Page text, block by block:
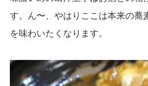
す。ん〜、やはりここは本来の蕎
を味わいたくなります。